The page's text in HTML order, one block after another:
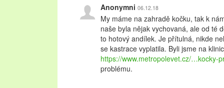
Anonymni 06.12.18
My máme na zahradě kočku, tak k
naše byla nějak vychovaná, ale od té
to hotový andílek. Je přítulná, nikde
se kastrace vyplatila. Byli jsme na
https://www.metropolevet.cz/…kocky-
problému.